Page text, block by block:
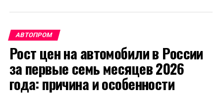
АВТОПРОМ
Рост цен на автомобили в России
за первые семь месяцев 2026
года: причина и особенности